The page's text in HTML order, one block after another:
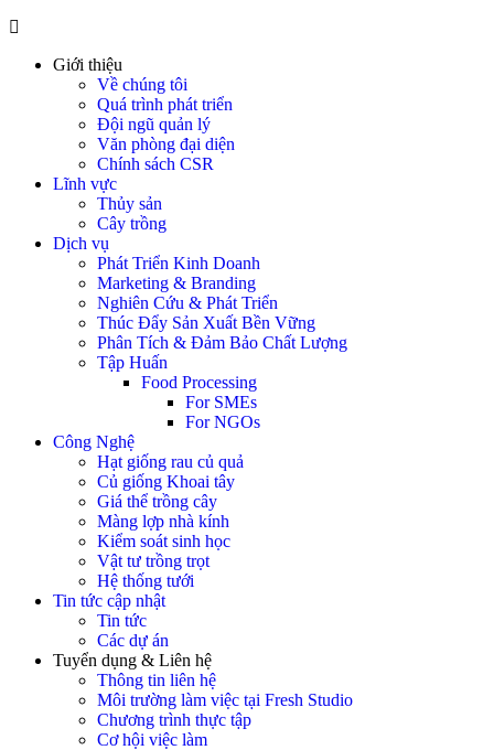
Giới thiệu
Về chúng tôi
Quá trình phát triển
Đội ngũ quản lý
Văn phòng đại diện
Chính sách CSR
Lĩnh vực
Thủy sản
Cây trồng
Dịch vụ
Phát Triển Kinh Doanh
Marketing & Branding
Nghiên Cứu & Phát Triển
Thúc Đẩy Sản Xuất Bền Vững
Phân Tích & Đảm Bảo Chất Lượng
Tập Huấn
Food Processing
For SMEs
For NGOs
Công Nghệ
Hạt giống rau củ quả
Củ giống Khoai tây
Giá thể trồng cây
Màng lợp nhà kính
Kiểm soát sinh học
Vật tư trồng trọt
Hệ thống tưới
Tin tức cập nhật
Tin tức
Các dự án
Tuyển dụng & Liên hệ
Thông tin liên hệ
Môi trường làm việc tại Fresh Studio
Chương trình thực tập
Cơ hội việc làm